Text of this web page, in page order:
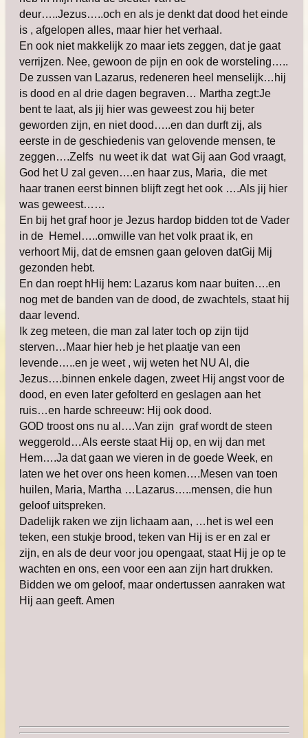
deur…..Jezus…..och en als je denkt dat dood het einde
is , afgelopen alles, maar hier het verhaal.
En ook niet makkelijk zo maar iets zeggen, dat je gaat
verrijzen. Nee, gewoon de pijn en ook de worsteling…..
De zussen van Lazarus, redeneren heel menselijk…hij
is dood en al drie dagen begraven… Martha zegt:Je
bent te laat, als jij hier was geweest zou hij beter
geworden zijn, en niet dood…..en dan durft zij, als
eerste in de geschiedenis van gelovende mensen, te
zeggen….Zelfs nu weet ik dat wat Gij aan God vraagt,
God het U zal geven….en haar zus, Maria, die met
haar tranen eerst binnen blijft zegt het ook ….Als jij hier
was geweest……
En bij het graf hoor je Jezus hardop bidden tot de Vader
in de Hemel…..omwille van het volk praat ik, en
verhoort Mij, dat de emsnen gaan geloven datGij Mij
gezonden hebt.
En dan roept hHij hem: Lazarus kom naar buiten….en
nog met de banden van de dood, de zwachtels, staat hij
daar levend.
Ik zeg meteen, die man zal later toch op zijn tijd
sterven…Maar hier heb je het plaatje van een
levende…..en je weet , wij weten het NU Al, die
Jezus….binnen enkele dagen, zweet Hij angst voor de
dood, en even later gefolterd en geslagen aan het
ruis…en harde schreeuw: Hij ook dood.
GOD troost ons nu al….Van zijn graf wordt de steen
weggerold…Als eerste staat Hij op, en wij dan met
Hem….Ja dat gaan we vieren in de goede Week, en
laten we het over ons heen komen….Mesen van toen
huilen, Maria, Martha …Lazarus…..mensen, die hun
geloof uitspreken.
Dadelijk raken we zijn lichaam aan, …het is wel een
teken, een stukje brood, teken van Hij is er en zal er
zijn, en als de deur voor jou opengaat, staat Hij je op te
wachten en ons, een voor een aan zijn hart drukken.
Bidden we om geloof, maar ondertussen aanraken wat
Hij aan geeft. Amen